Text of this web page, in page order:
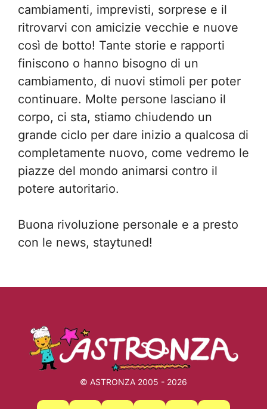
cambiamenti, imprevisti, sorprese e il
ritrovarvi con amicizie vecchie e nuove
così de botto! Tante storie e rapporti
finiscono o hanno bisogno di un
cambiamento, di nuovi stimoli per poter
continuare. Molte persone lasciano il
corpo, ci sta, stiamo chiudendo un
grande ciclo per dare inizio a qualcosa di
completamente nuovo, come vedremo le
piazze del mondo animarsi contro il
potere autoritario.
Buona rivoluzione personale e a presto
con le news, staytuned!
© ASTRONZA 2005 - 2026